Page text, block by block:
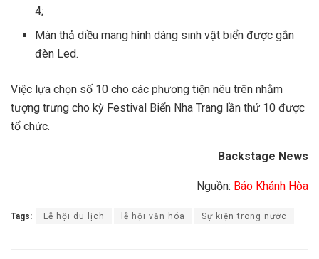
4;
Màn thả diều mang hình dáng sinh vật biển được gắn
đèn Led.
Việc lựa chọn số 10 cho các phương tiện nêu trên nhằm
tượng trưng cho kỳ Festival Biển Nha Trang lần thứ 10 được
tổ chức.
Backstage News
Nguồn: Báo Khánh Hòa
Tags: Lễ hội du lịch lễ hội văn hóa Sự kiện trong nước